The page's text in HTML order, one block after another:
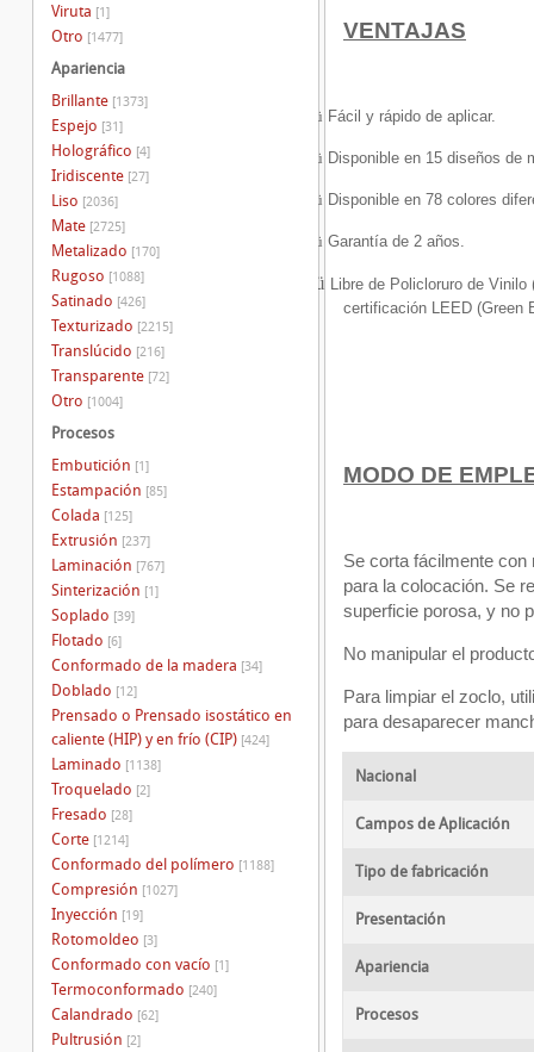
VENTAJAS
ü Fácil y rápido de aplicar.
ü Disponible en 15 diseños de
ü Disponible en 78 colores
ü Garantía de 2 años.
ü Libre de Policloruro de
certificación LEED (Green
MODO DE
Se corta fácilmente con
para la colocación. Se
superficie porosa, y no
No manipular el
Para limpiar el zoclo,
para desaparecer
Nacional
Campos de Aplicación
Tipo de fabricación
Presentación
Apariencia
Procesos
Viruta [1]
Otro [1477]
Apariencia
Brillante [1373]
Espejo [31]
Holográfico [4]
Iridiscente [27]
Liso [2036]
Mate [2725]
Metalizado [170]
Rugoso [1088]
Satinado [426]
Texturizado [2215]
Translúcido [216]
Transparente [72]
Otro [1004]
Procesos
Embutición [1]
Estampación [85]
Colada [125]
Extrusión [237]
Laminación [767]
Sinterización [1]
Soplado [39]
Flotado [6]
Conformado de la madera [34]
Doblado [12]
Prensado o Prensado isostático en
caliente (HIP) y en frío (CIP) [424]
Laminado [1138]
Troquelado [2]
Fresado [28]
Corte [1214]
Conformado del polímero [1188]
Compresión [1027]
Inyección [19]
Rotomoldeo [3]
Conformado con vacío [1]
Termoconformado [240]
Calandrado [62]
Pultrusión [2]